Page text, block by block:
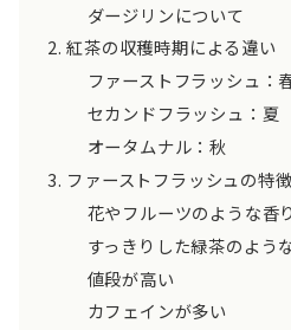
ダージリンについて
紅茶の収穫時期による違い
ファーストフラッシュ：
セカンドフラッシュ：夏
オータムナル：秋
ファーストフラッシュの特徴
花やフルーツのような香
すっきりした緑茶のよう
値段が高い
カフェインが多い